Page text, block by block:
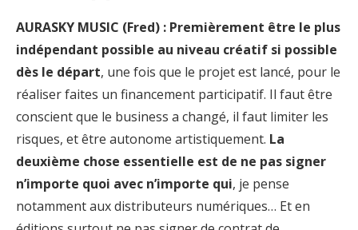
AURASKY MUSIC (Fred) : Premièrement être le plus
indépendant possible au niveau créatif si possible
dès le départ, une fois que le projet est lancé, pour le
réaliser faites un financement participatif. Il faut être
conscient que le business a changé, il faut limiter les
risques, et être autonome artistiquement. La
deuxième chose essentielle est de ne pas signer
n’importe quoi avec n’importe qui, je pense
notamment aux distributeurs numériques… Et en